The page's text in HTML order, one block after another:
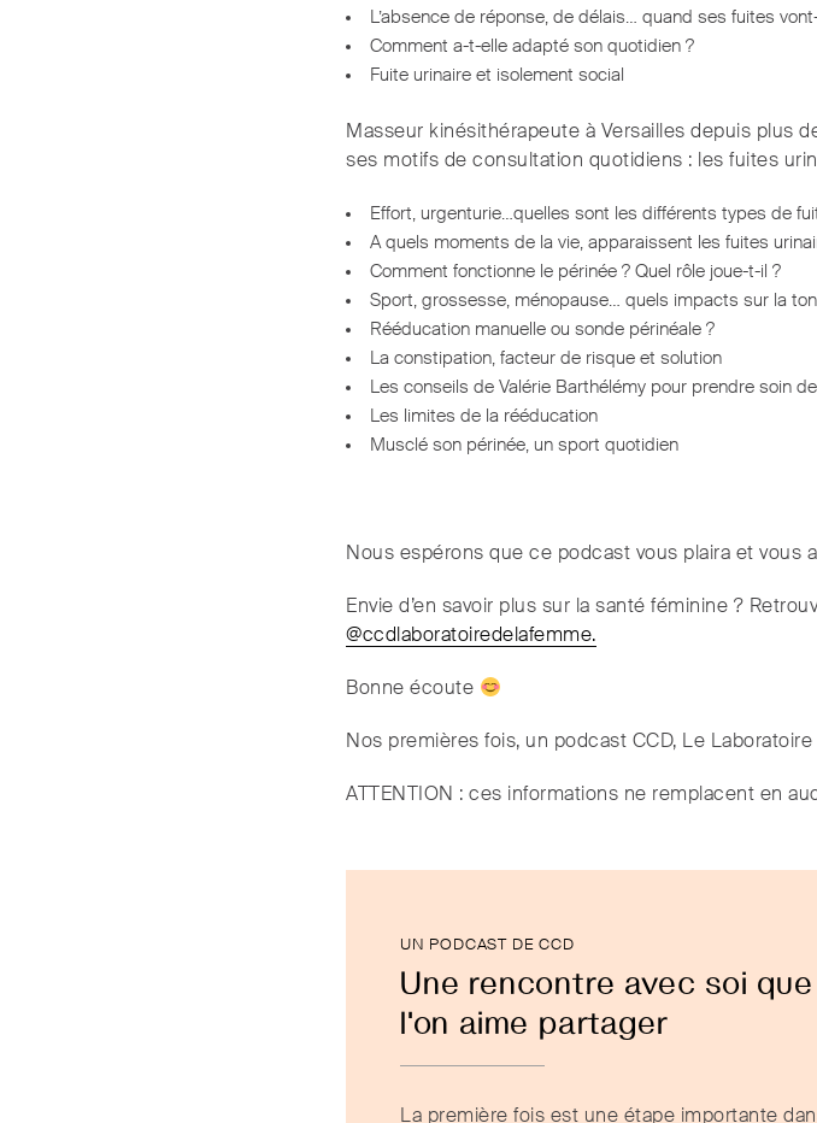
L’absence de réponse, de délais… quand ses fuites
Comment a-t-elle adapté son quotidien ?
Fuite urinaire et isolement social
Masseur kinésithérapeute à Versailles depuis plus
ses motifs de consultation quotidiens : les fuites
Effort, urgenturie…quelles sont les différents types de
A quels moments de la vie, apparaissent les fuites
Comment fonctionne le périnée ? Quel rôle joue-t-il ?
Sport, grossesse, ménopause… quels impacts sur la
Rééducation manuelle ou sonde périnéale ?
La constipation, facteur de risque et solution
Les conseils de Valérie Barthélémy pour prendre soin
Les limites de la rééducation
Musclé son périnée, un sport quotidien
Nous espérons que ce podcast vous plaira et vous
Envie d’en savoir plus sur la santé féminine ?
@ccdlaboratoiredelafemme.
Bonne écoute
Nos premières fois, un podcast CCD, Le
ATTENTION : ces informations ne remplacent en
UN PODCAST DE CCD
Une rencontre avec soi que
l'on aime partager
La première fois est une étape importante